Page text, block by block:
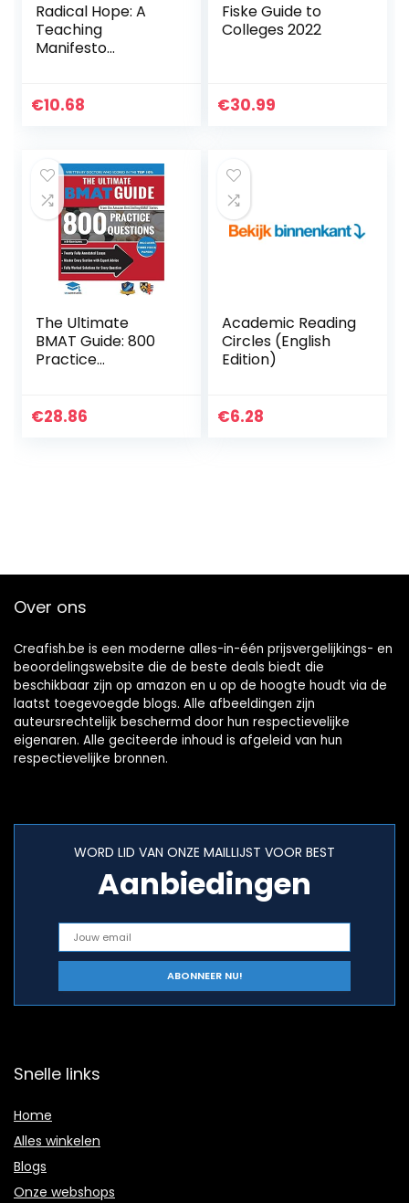
Radical Hope: A
Teaching
Manifesto
Education)
€10.68
Fiske Guide to
Colleges 2022
€30.99
The Ultimate
BMAT Guide: 800
Practice
Time Saving
€28.86
Academic Reading
Circles (English
Edition)
€6.28
Over ons
Creafish.be is een moderne alles-in-één prijsvergelijkings- en
beoordelingswebsite die de beste deals biedt die
beschikbaar zijn op amazon en u op de hoogte houdt via de
laatst toegevoegde blogs. Alle afbeeldingen zijn
auteursrechtelijk beschermd door hun respectievelijke
eigenaren. Alle geciteerde inhoud is afgeleid van hun
respectievelijke bronnen.
WORD LID VAN ONZE MAILLIJST VOOR BEST
Aanbiedingen
Snelle links
Home
Alles winkelen
Blogs
Onze webshops